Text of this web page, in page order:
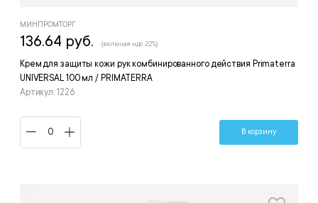
Крем для защиты кожи рук комбинированного действия Primaterra
UNIVERSAL 100 мл / PRIMATERRA
Артикул: 1226
МИНПРОМТОРГ
136.64 руб. (включая ндс 22%)
В корзину